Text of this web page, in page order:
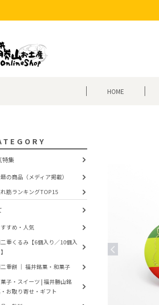
HOME
特集
の商品（メディア掲載）
筋ランキングTOP15
すめ・人気
重くるみ【6個入り／10個入
重餅 ｜ 福井銘菓・和菓子
子・スイーツ | 福井勝山銘
お取り寄せ・ギフト